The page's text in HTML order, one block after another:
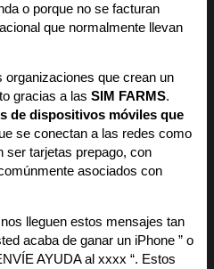
o porque no se facturan
que normalmente llevan
que crean un
gracias a lasSIM FARMS.
de dispositivos móviles que
se conectan a las redes como
ser tarjetas prepago, con
asociados con
lleguen estos mensajes tan
acaba de ganar un iPhone ” o
AYUDA al xxxx “. Estos